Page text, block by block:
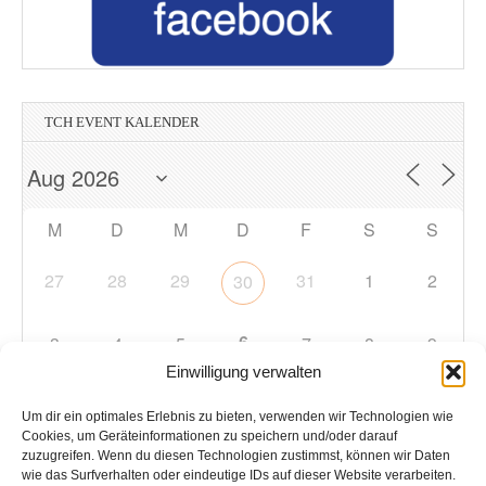
Einwilligung verwalten
Um dir ein optimales Erlebnis zu bieten, verwenden wir Technologien wie
Cookies, um Geräteinformationen zu speichern und/oder darauf
zuzugreifen. Wenn du diesen Technologien zustimmst, können wir Daten
wie das Surfverhalten oder eindeutige IDs auf dieser Website verarbeiten.
TCH EVENT KALENDER
M D M D F S S
27 28 29 30 31 1 2
3 4 5 6 7 8 9
10 11 12 13 14 15
17 18 19 20 21 22 23